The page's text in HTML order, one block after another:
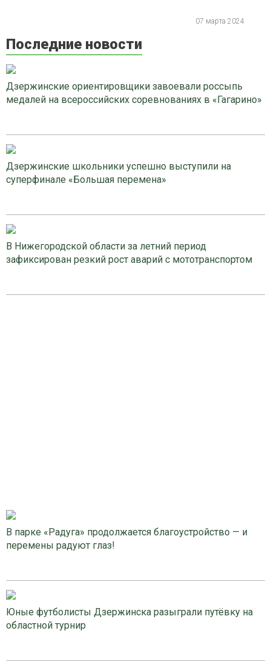
07 марта 2024
Последние новости
Дзержинские ориентировщики завоевали россыпь
медалей на всероссийских соревнованиях в «Гагарино»
Дзержинские школьники успешно выступили на
суперфинале «Большая перемена»
В Нижегородской области за летний период
зафиксирован резкий рост аварий с мототранспортом
В парке «Радуга» продолжается благоустройство — и
перемены радуют глаз!
Юные футболисты Дзержинска разыграли путёвку на
областной турнир